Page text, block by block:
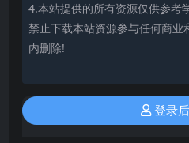
4.本站提供的所有资源仅供参考
禁止下载本站资源参与任何商业
内删除!
登录